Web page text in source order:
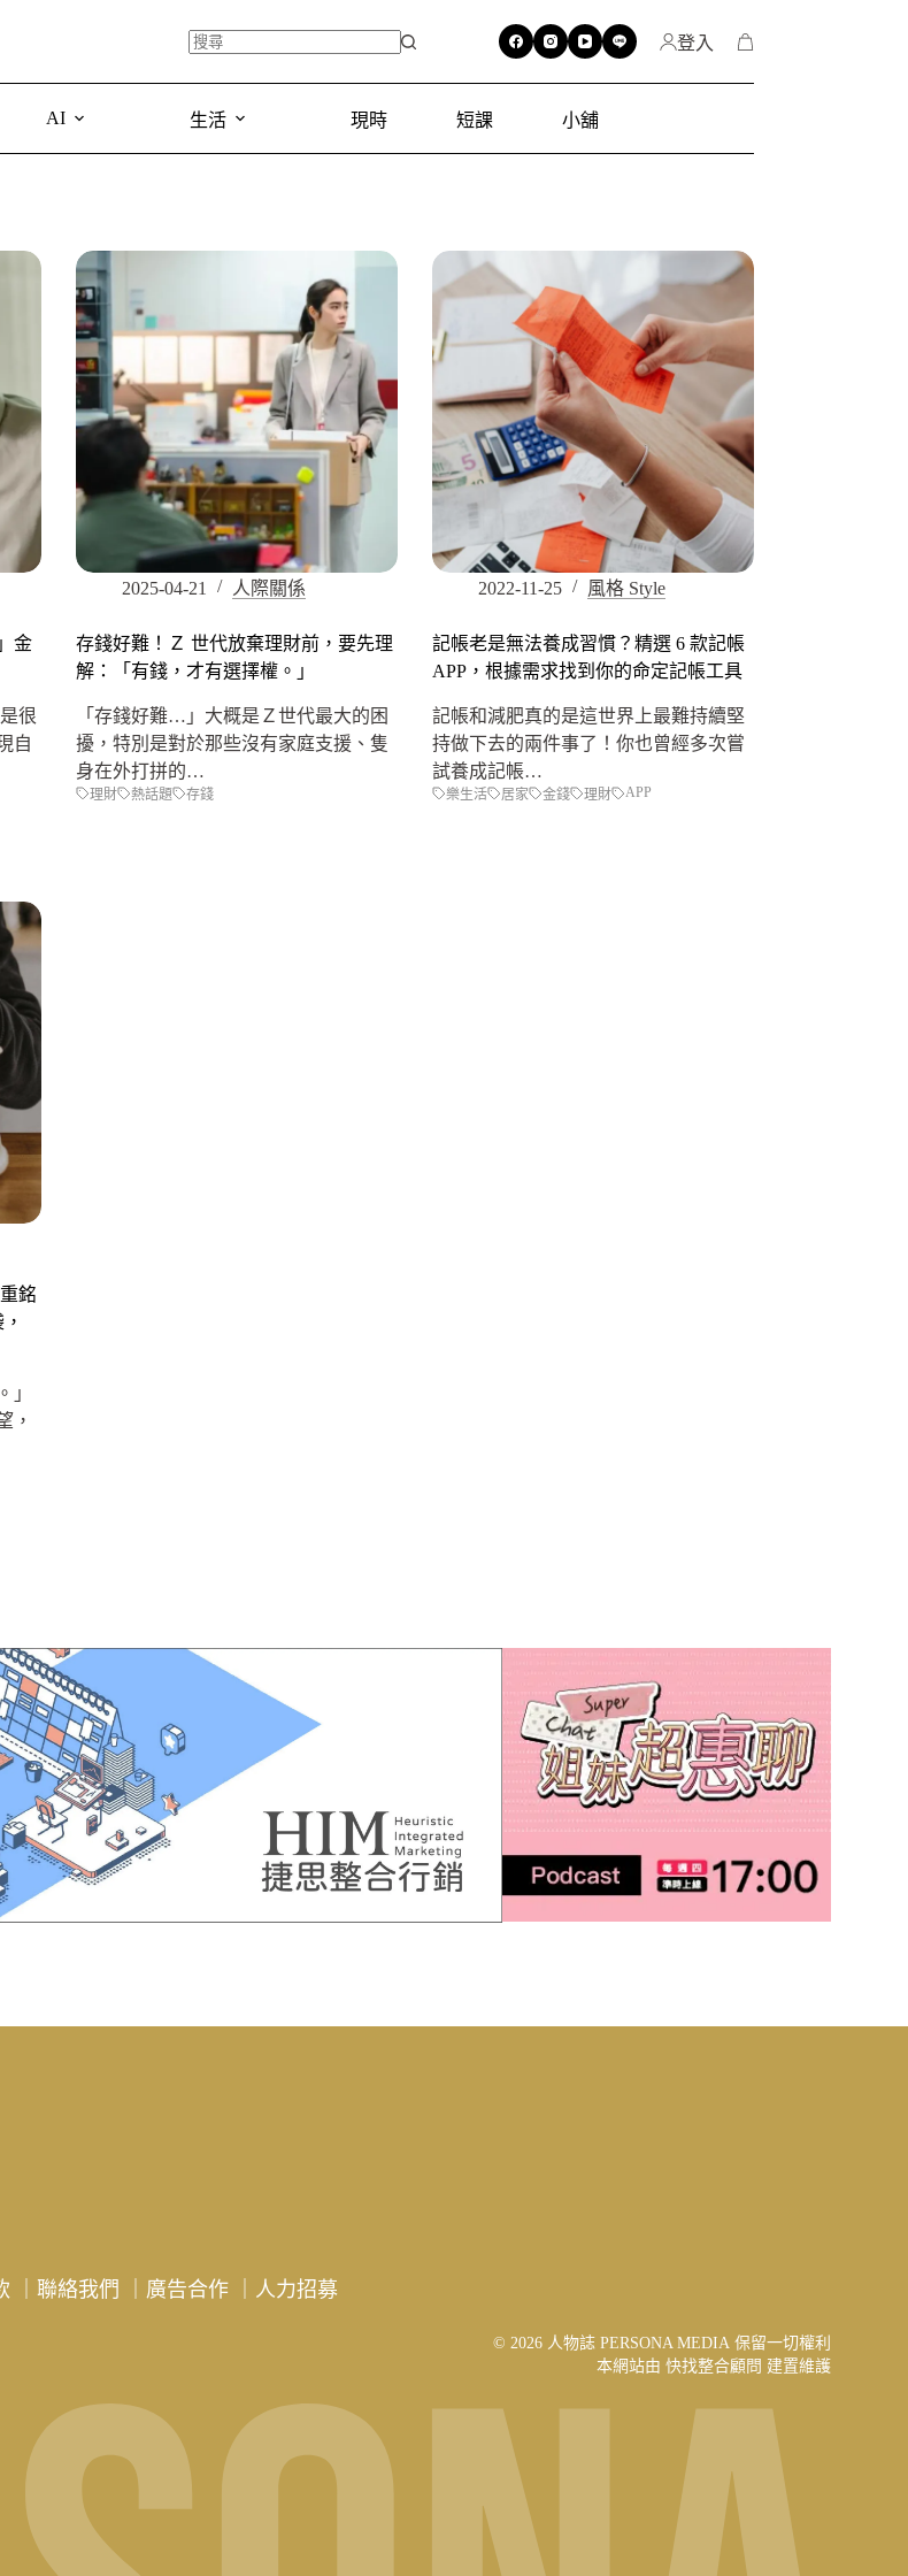
登入
AI 生活 現時 短課 小舖
金
很
自
2025-04-21 人際關係
存錢好難！Ｚ 世代放棄理財前，要先理
解：「有錢，才有選擇權。」
「存錢好難…」大概是Ｚ世代最大的困
擾，特別是對於那些沒有家庭支援、隻
身在外打拼的…
理財 熱話題 存錢
2022-11-25 風格 Style
記帳老是無法養成習慣？精選 6 款記帳
APP，根據需求找到你的命定記帳工具
記帳和減肥真的是這世界上最難持續堅
持做下去的兩件事了！你也曾經多次嘗
試養成記帳…
樂生活 居家 金錢 理財 APP
銘
」
，
｜聯絡我們 廣告合作 人力招募
© 2026 人物誌 PERSONA MEDIA 保留一切權利
本網站由 快找整合顧問 建置維護